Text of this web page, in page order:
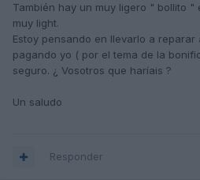
También hay un muy ligero " bollito "
muy light.
Estoy pensando en llevarlo a
pagando yo ( por el tema de la
seguro. ¿ Vosotros que haríais ?
Un saludo
Responder